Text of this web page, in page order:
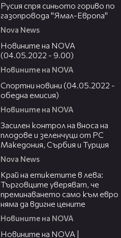
Русия спря синьото гориво по
газопровода "Ямал-Европа"
Nova News
Новините на NOVA
(04.05.2022 - 9.00)
Новините на NOVA
Спортни новини (04.05.2022 -
обедна емисия)
Новините на NOVA
Засилен контрол на вноса на
плодове и зеленчуци от РС
Македония, Сърбия и Турция
Nova News
Край на етикетите в лева:
Търговците уверяват, че
преминаването само към евро
няма да вдигне цените
Новините на NOVA
Новините на NOVA |